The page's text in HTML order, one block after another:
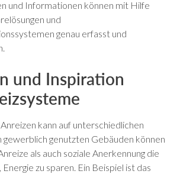
und Informationen können mit Hilfe
und
genau erfasst und
und Inspiration
kann auf unterschiedlichen
gewerblich genutzten Gebäuden können
als auch soziale Anerkennung die
zu sparen. Ein Beispiel ist das